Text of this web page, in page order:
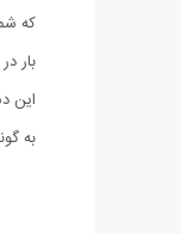
که
بار
این
به